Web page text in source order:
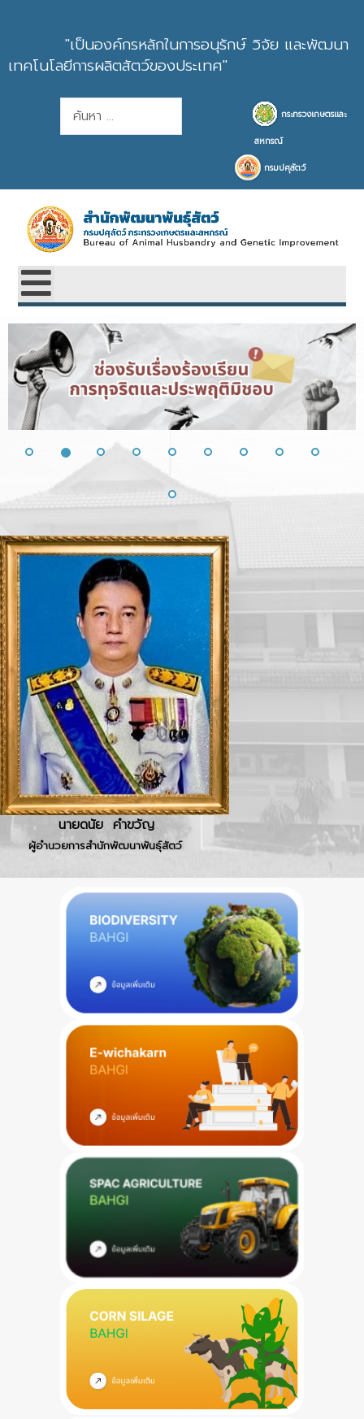
"เป็นองค์กรหลักในการอนุรักษ์ วิจัย และพัฒนา
เทคโนโลยีการผลิตสัตว์ของประเทศ"
การค้นหา กระทรวงเกษตรและ
สหกรณ์
กรมปศุสัตว์
นายดนัย คำขวัญ
ผู้อำนวยการสำนักพัฒนาพันธุ์สัตว์